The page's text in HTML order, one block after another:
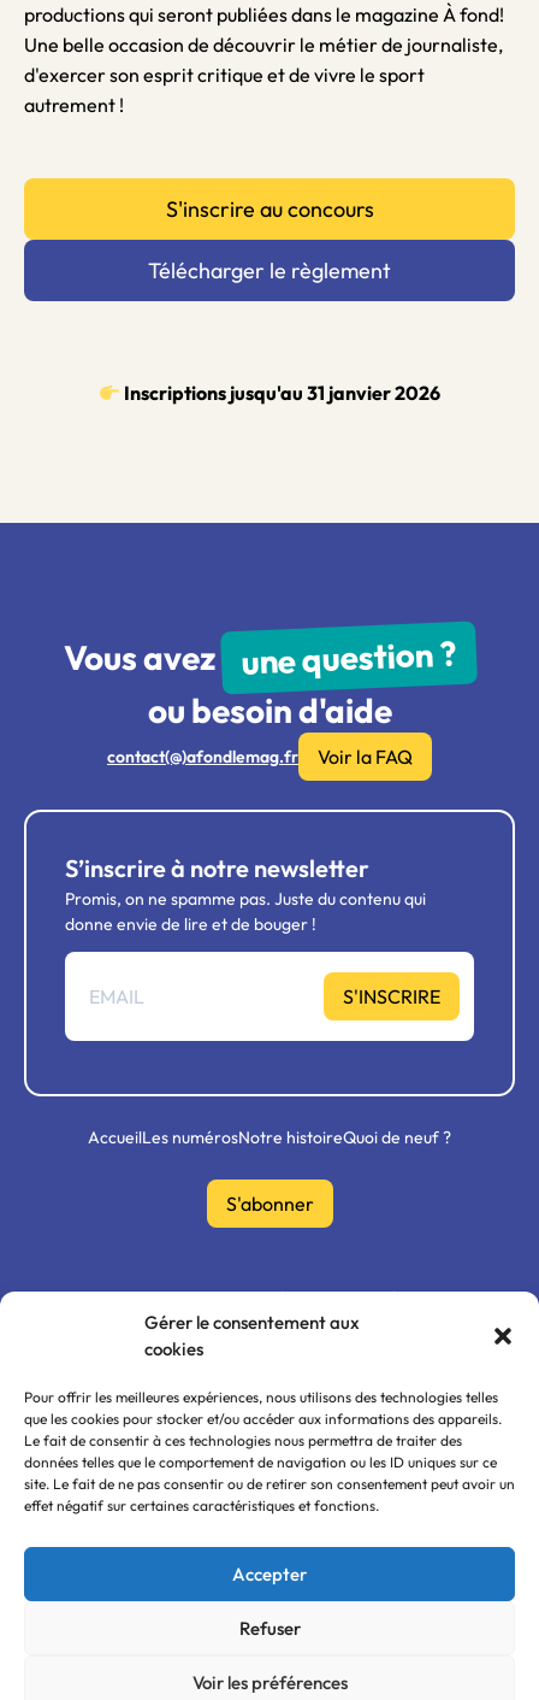
Gérer le consentement aux
cookies
Pour offrir les meilleures expériences, nous utilisons des technologies telles
que les cookies pour stocker et/ou accéder aux informations des appareils.
Le fait de consentir à ces technologies nous permettra de traiter des
données telles que le comportement de navigation ou les ID uniques sur ce
site. Le fait de ne pas consentir ou de retirer son consentement peut avoir un
effet négatif sur certaines caractéristiques et fonctions.
Accepter
Refuser
Voir les préférences
productions qui seront publiées dans le magazine À fond!
Une belle occasion de découvrir le métier de journaliste,
d'exercer son esprit critique et de vivre le sport
autrement !
S'inscrire au concours
Télécharger le règlement
Inscriptions jusqu'au 31 janvier 2026
Vous avez une question ?
ou besoin d'aide
contact(@)afondlemag.fr Voir la FAQ
AccueilLes numérosNotre histoireQuoi de neuf ?
S'abonner
Mon compteFAQ0ù nous trouver ?
S’inscrire à notre newsletter
Promis, on ne spamme pas. Juste du contenu qui
donne envie de lire et de bouger !
S'INSCRIRE
Site réalisé par Thomas Michonneau